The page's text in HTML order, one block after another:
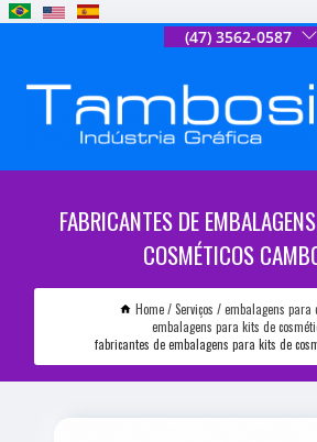
(47) 3562-0587
FABRICANTES DE
COSMÉTICOS
Home Serviços
embalagens para
embalagens para kits de
fabricantes de embalagens para kits de